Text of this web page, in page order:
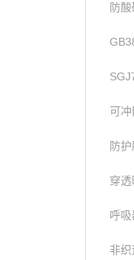
防
可
防
穿
呼
非